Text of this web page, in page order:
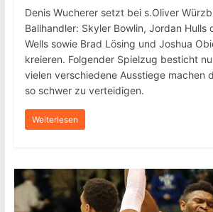
Denis Wucherer setzt bei s.Oliver
Ballhandler: Skyler Bowlin, Jordan Hulls
Wells sowie Brad Lösing und Joshua
kreieren. Folgender Spielzug besticht
vielen verschiedene Ausstiege machen
so schwer zu verteidigen.
Weiterlesen